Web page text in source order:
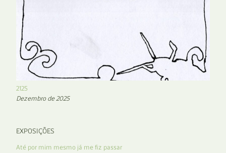
2125
Dezembro de 2025
EXPOSIÇÕES
Até por mim mesmo já me fiz passar